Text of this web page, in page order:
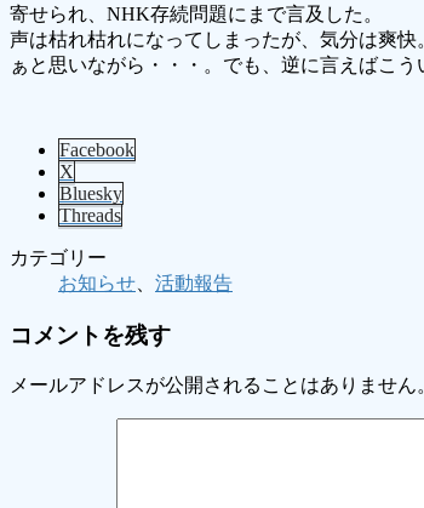
寄せられ、NHK存続問題にまで言及した。
声は枯れ枯れになってしまったが、気分は爽
ぁと思いながら・・・。でも、逆に言えばこ
Facebook
X
Bluesky
Threads
カテゴリー
お知らせ
活動報告
コメントを残す
メールアドレスが公開されることはありません